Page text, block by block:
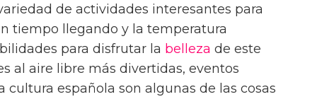
de actividades interesantes para
tiempo llegando y la temperatura
para disfrutar la belleza de este
al aire libre más divertidas, eventos
cultura española son algunas de las cosas